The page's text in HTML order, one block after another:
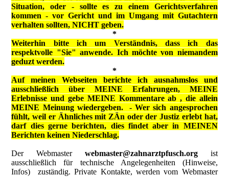
Situation, oder - sollte es zu einem Gerichtsverfahren
kommen - vor Gericht und im Umgang mit Gutachtern
verhalten sollten, NICHT geben.
*
Weiterhin bitte ich um Verständnis, dass ich das
respektvolle "Sie" anwende. Ich möchte von niemandem
geduzt werden.
*
Auf meinen Webseiten berichte ich ausnahmslos und
ausschließlich über MEINE Erfahrungen, MEINE
Erlebnisse und gebe MEINE Kommentare ab , die allein
MEINE Meinung wiedergeben.- Wer sich angesprochen
fühlt, weil er Ähnliches mit ZÄn oder der Justiz erlebt hat,
darf dies gerne berichten, dies findet aber in MEINEN
Berichten keinen Niederschlag.
Der Webmaster webmaster@zahnarztpfusch.org ist
ausschließlich für technische Angelegenheiten (Hinweise,
Infos) zuständig. Private Kontakte, werden vom Webmaster